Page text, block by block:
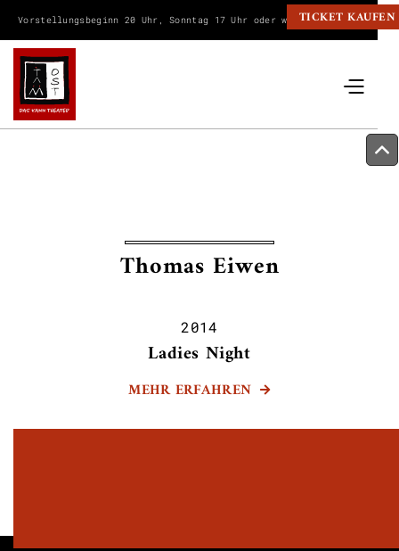
Vorstellungsbeginn 20 Uhr, Sonntag 17 Uhr oder wie angegeben.
TICKET KAUFEN
Thomas Eiwen
2014
Ladies Night
MEHR ERFAHREN 